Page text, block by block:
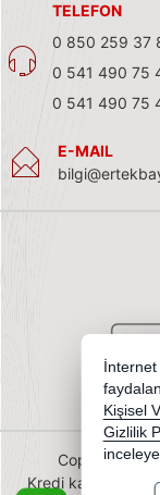
TELEFON
0 850 259 37
0 541 490 75
0 541 490 75
E-MAIL
Copyright
Kredi kartı
Kişisel
Gizlilik